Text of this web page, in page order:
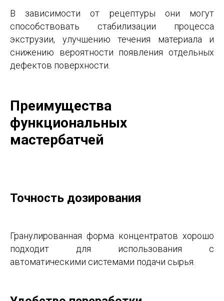
В зависимости от рецептуры они могут
способствовать стабилизации процесса
экструзии, улучшению течения материала и
снижению вероятности появления отдельных
дефектов поверхности.
Преимущества
функциональных
мастербатчей
Точность дозирования
Гранулированная форма концентратов хорошо
подходит для использования с
автоматическими системами подачи сырья.